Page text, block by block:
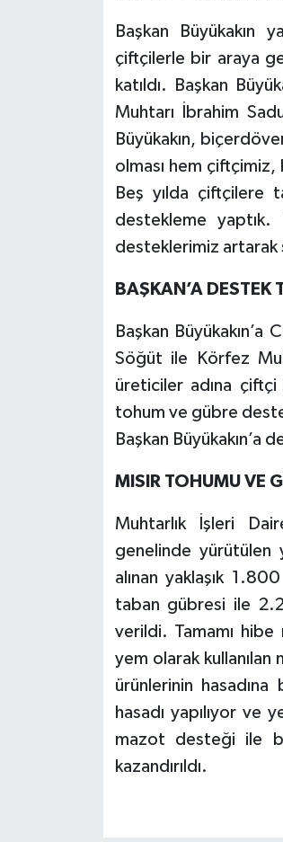
Başkan Büyükakın
çiftçilerle bir araya
katıldı. Başkan
Muhtarı İbrahim
Büyükakın,
olması hem
Beş yılda çiftçilere
destekleme
desteklerimiz artarak
BAŞKAN’A DESTEK
Başkan Büyükakın’a
Söğüt ile Körfez
üreticiler adına
tohum ve gübre
Başkan
MISIR TOHUMU VE
Muhtarlık İşleri
genelinde yürütülen
alınan yaklaşık
taban gübresi ile
verildi. Tamamı
yem olarak kullanılan
ürünlerinin hasadına
hasadı yapılıyor ve
mazot desteği ile
kazandırıldı.